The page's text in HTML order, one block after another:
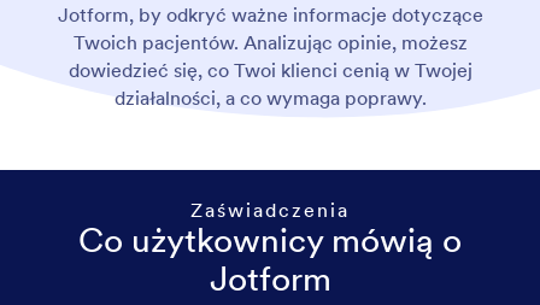
Jotform, by odkryć ważne informacje dotyczące
Twoich pacjentów. Analizując opinie, możesz
dowiedzieć się, co Twoi klienci cenią w Twojej
działalności, a co wymaga poprawy.
Zaświadczenia
Co użytkownicy mówią o
Jotform